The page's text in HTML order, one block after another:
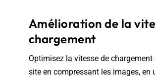
Amélioration de la
chargement
Optimisez la vitesse de chargement
site en compressant les images, en